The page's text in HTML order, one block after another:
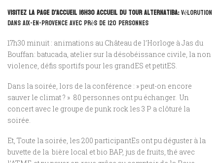
visitez la page d'accueil 16h30 accueil du Tour Alternatiba:vélorution
dans Aix-en-Provence avec près de 120 personnes
17h30 minuit : animations au Château de l’Horloge à Jas du
Bouffan: batucada, atelier sur la désobéissance civile, la non
violence, défis sportifs pour les grandES et petitES.
Dans la soirée, lors de la conférence : » peut-on encore
sauver le climat ? » 80 personnes ont pu échanger. Un
concert avec le groupe de punk rock les 3 P a clôturé la
soirée.
Et, Toute la soirée, les 200 participantEs ont pu déguster à la
buvette de la bière local et bio BAP, jus de fruits, thé avec